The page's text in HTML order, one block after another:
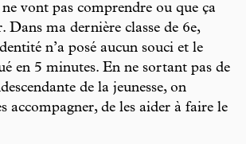
ne vont pas comprendre ou que ça
Dans ma dernière classe de 6e,
n’a posé aucun souci et le
en 5 minutes. En ne sortant pas de
de la jeunesse, on
accompagner, de les aider à faire le